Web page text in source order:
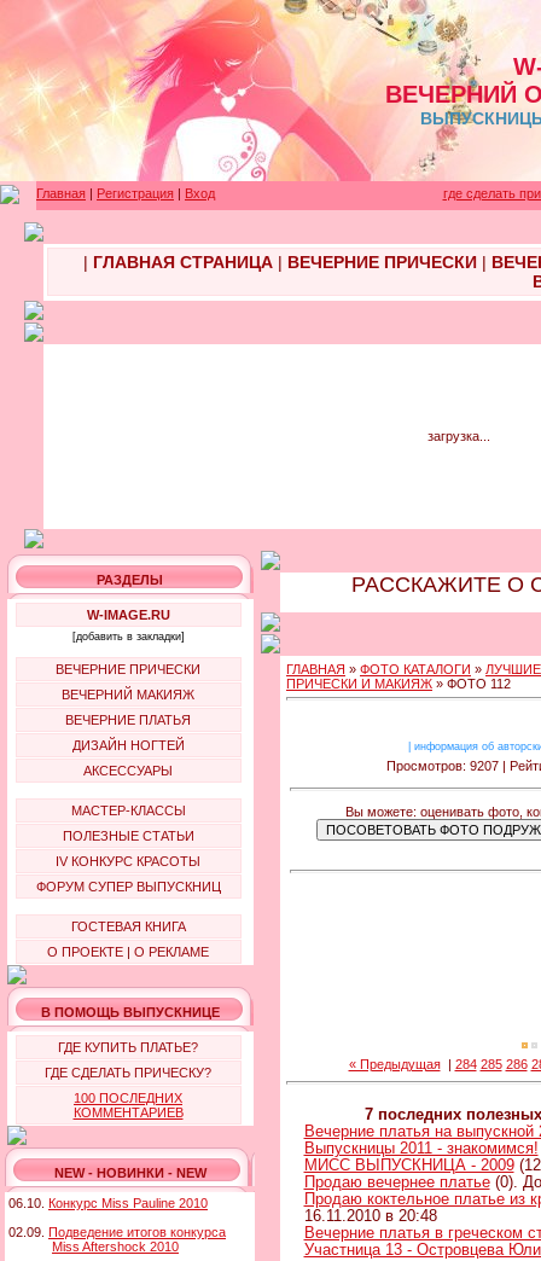
ВЕЧЕРНИЙ
Главная | Регистрация | Вход где сделать
| ГЛАВНАЯ СТРАНИЦА| ВЕЧЕРНИЕ ПРИЧЕСКИ|
загрузка...
РАЗДЕЛЫ
W-IMAGE.RU
[добавить в закладки]
ВЕЧЕРНИЕ ПРИЧЕСКИ
ВЕЧЕРНИЙ МАКИЯЖ
ВЕЧЕРНИЕ ПЛАТЬЯ
ДИЗАЙН НОГТЕЙ
АКСЕССУАРЫ
МАСТЕР-КЛАССЫ
ПОЛЕЗНЫЕ СТАТЬИ
IV КОНКУРС КРАСОТЫ
ФОРУМ СУПЕР ВЫПУСКНИЦ
ГОСТЕВАЯ КНИГА
О ПРОЕКТЕ | О РЕКЛАМЕ
В ПОМОЩЬ ВЫПУСКНИЦЕ
ГДЕ КУПИТЬ ПЛАТЬЕ?
ГДЕ СДЕЛАТЬ ПРИЧЕСКУ?
100 ПОСЛЕДНИХ
КОММЕНТАРИЕВ
NEW - НОВИНКИ - NEW
06.10. Конкурс Miss Pauline 2010
02.09. Подведение итогов конкурса
Miss Aftershock 2010
РАССКАЖИТЕ О
ГЛАВНАЯ » ФОТО КАТАЛОГИ »
ПРИЧЕСКИ И МАКИЯЖ » ФОТО 112
информация об
Просмотров: 9207 |
Вы можете: оценивать фото,
« Предыдущая| 284 285 286
7 последних
Вечерние платья на выпускной
Выпускницы 2011 - знакомимся!
МИСС ВЫПУСКНИЦА - 2009
Продаю вечернее платье(0).
Продаю коктельное платье из
16.11.2010 в 20:48
Вечерние платья в греческом
Участница 13 - Островцева